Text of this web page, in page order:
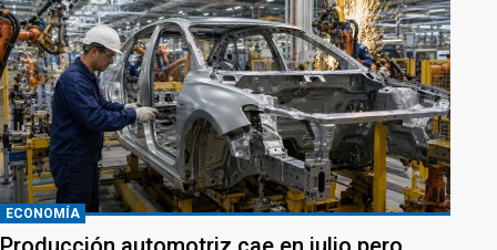
ECONOMÍA